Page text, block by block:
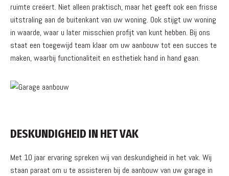
ruimte creëert. Niet alleen praktisch, maar het geeft ook een frisse
uitstraling aan de buitenkant van uw woning. Ook stijgt uw woning
in waarde, waar u later misschien profijt van kunt hebben. Bij ons
staat een toegewijd team klaar om uw aanbouw tot een succes te
maken, waarbij functionaliteit en esthetiek hand in hand gaan.
DESKUNDIGHEID IN HET VAK
Met 10 jaar ervaring spreken wij van deskundigheid in het vak. Wij
staan paraat om u te assisteren bij de aanbouw van uw garage in